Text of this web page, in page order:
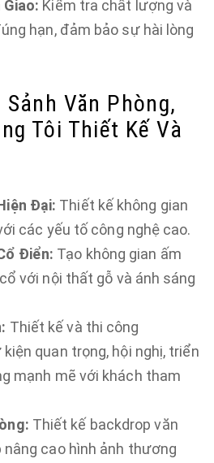
Giao: Kiểm tra chất lượng và
hạn, đảm bảo sự hài lòng
Văn Phòng,
Tôi Thiết Kế Và
Đại: Thiết kế không gian
các yếu tố công nghệ cao.
Điển: Tạo không gian ấm
với nội thất gỗ và ánh sáng
Thiết kế và thi công
quan trọng, hội nghị, triển
mạnh mẽ với khách tham
Thiết kế backdrop văn
cao hình ảnh thương